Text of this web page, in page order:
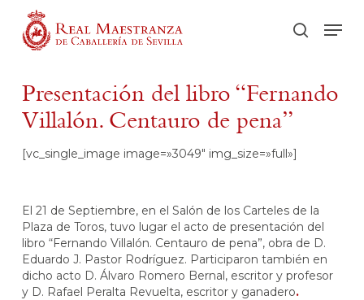
main
buscar
Presentación del libro “Fernando
Villalón. Centauro de pena”
[vc_single_image image=»3049″ img_size=»full»]
El 21 de Septiembre, en el Salón de los Carteles de la
Plaza de Toros, tuvo lugar el acto de presentación del
libro “Fernando Villalón. Centauro de pena”, obra de D.
Eduardo J. Pastor Rodríguez. Participaron también en
dicho acto D. Álvaro Romero Bernal, escritor y profesor
y D. Rafael Peralta Revuelta, escritor y ganadero.